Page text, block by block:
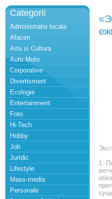
Categorii
Administratie locala
Afaceri
Arta si Cultura
Auto Moto
Corporative
Divertisment
Ecologie
Entertainment
Foto
Hi-Tech
Hobby
Job
Juridic
Lifestyle
Mass-media
Personale
1.